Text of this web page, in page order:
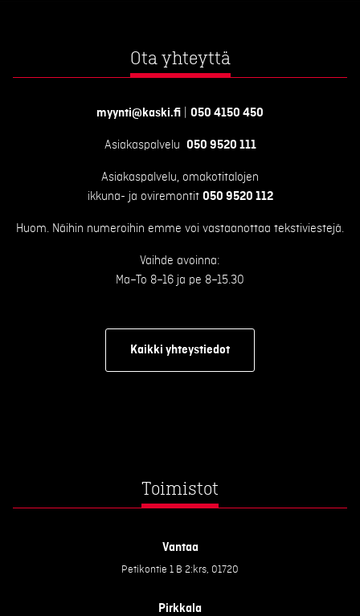
Ota yhteyttä
myynti@kaski.fi 050 4150 450
Asiakaspalvelu 050 9520 111
Asiakaspalvelu, omakotitalojen
ikkuna- ja oviremontit 050 9520 112
Huom. Näihin numeroihin emme voi vastaanottaa tekstiviestejä.
Vaihde avoinna:
Ma–To 8–16 ja pe 8–15.30
Kaikki yhteystiedot
Toimistot
Vantaa
Petikontie 1 B 2:krs, 01720
Pirkkala